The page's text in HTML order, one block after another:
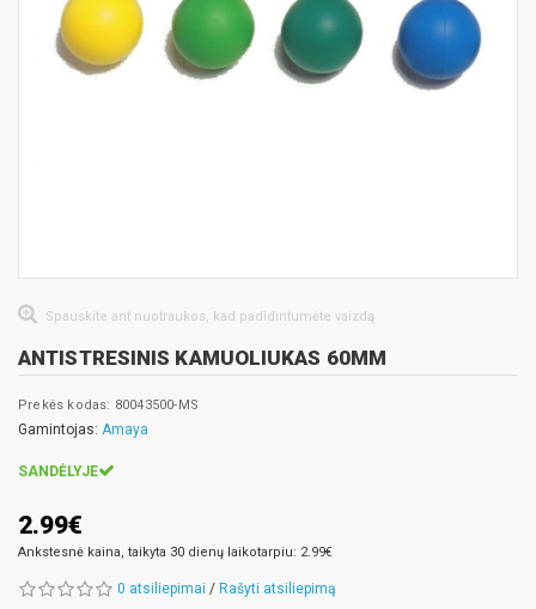
Spauskite ant nuotraukos, kad padidintumėte vaizdą
ANTISTRESINIS KAMUOLIUKAS 60MM
Prekės kodas: 80043500-MS
Gamintojas: Amaya
SANDĖLYJE
2.99€
Ankstesnė kaina, taikyta 30 dienų laikotarpiu: 2.99€
0 atsiliepimai / Rašyti atsiliepimą